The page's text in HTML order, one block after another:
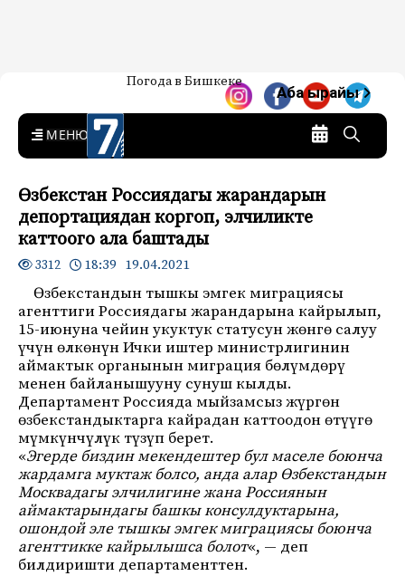
7-канал. Жаңылыктар —
Кыргызстан
Жаңылыктар — Кыргызстан
Погода в Бишкеке
Аба ырайы
MENU
Өзбекстан Россиядагы жарандарын
депортациядан коргоп, элчиликте
каттоого ала баштады
3312 18:39 19.04.2021
Өзбекстандын тышкы эмгек миграциясы
агенттиги Россиядагы жарандарына кайрылып,
15-июнуна чейин укуктук статусун жөнгө салуу
үчүн өлкөнүн Ички иштер министрлигинин
аймактык органынын миграция бөлүмдөрү
менен байланышууну сунуш кылды.
Департамент Россияда мыйзамсыз жүргөн
өзбекстандыктарга кайрадан каттоодон өтүүгө
мүмкүнчүлүк түзүп берет.
«Эгерде биздин мекендештер бул маселе боюнча
жардамга муктаж болсо, анда алар Өзбекстандын
Москвадагы элчилигине жана Россиянын
аймактарындагы башкы консулдуктарына,
ошондой эле тышкы эмгек миграциясы боюнча
агенттикке кайрылышса болот«, — деп
билдиришти департаменттен.